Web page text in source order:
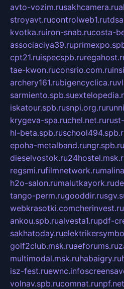
avto-vozim.rusakhcamera.ru
stroyavt.rucontrolweb1.ru
kvotka.ruiron-snab.rucosta-
associaciya39.ru
cpt21.ruispecspb.ru
tae-kwon.ruconsrio.com.ru
archery161.rubigencyclica.ru
sarmiento.spb.su
iskatour.spb.rusnpi.org.ru
krygeva-spa.ruchel.net.ru
hl-beta.spb.ru
epoha-metalband.rungr.spb.ru
dieselvostok.ru
regsmi.rufilmnetwork.ru
h2o-salon.rumalutkayork.ru
tango-perm.rugooddir.ru
webkrasotki.comcherinvest.ru
ankou.spb.rualvesta1.rupdf-
sakhatoday.ru
golf2club.msk.ruaeforums.ru
multimodal.msk.ruhabaigry.ru
isz-fest.ruewnc.info
volnav.spb.rucomnat.ru